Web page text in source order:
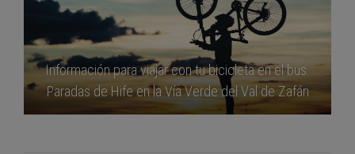
Información para viajar con tu bicicleta en el bus.
Paradas de Hife en la Vía Verde del Val de Zafán